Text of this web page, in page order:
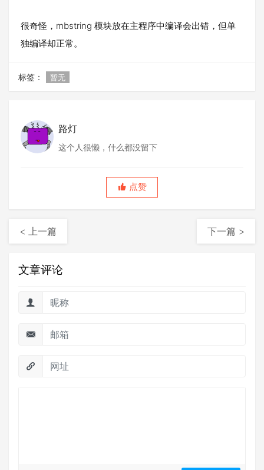
很奇怪，mbstring 模块放在主程序中编译会出错，但单
独编译却正常。
标签： 暂无
路灯
这个人很懒，什么都没留下
点赞
< 上一篇 下一篇 >
文章评论